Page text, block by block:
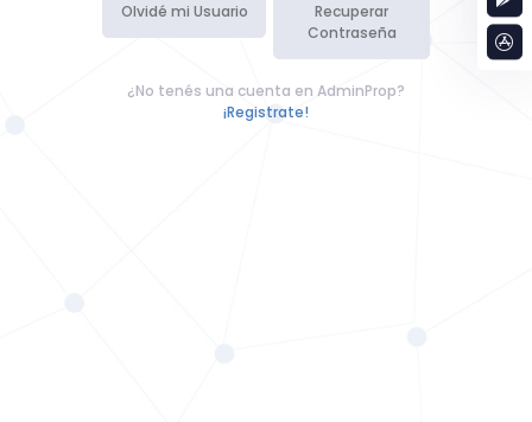
Olvidé mi Usuario
Recuperar
Contraseña
¿No tenés una cuenta en AdminProp?
¡Registrate!